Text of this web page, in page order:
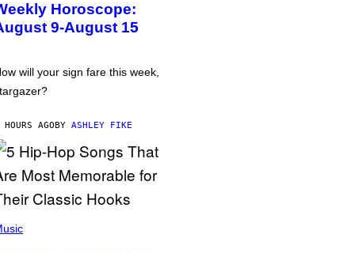
Horoscope:
9-August 15
will your sign fare this week,
AGOBY ASHLEY FIKE